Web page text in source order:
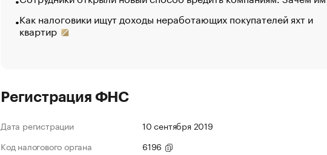
Как налоговики ищут доходы неработающих покупателей яхт и
квартир
Регистрация ФНС
Дата регистрации
10 сентября 2019
Код налогового органа
6196